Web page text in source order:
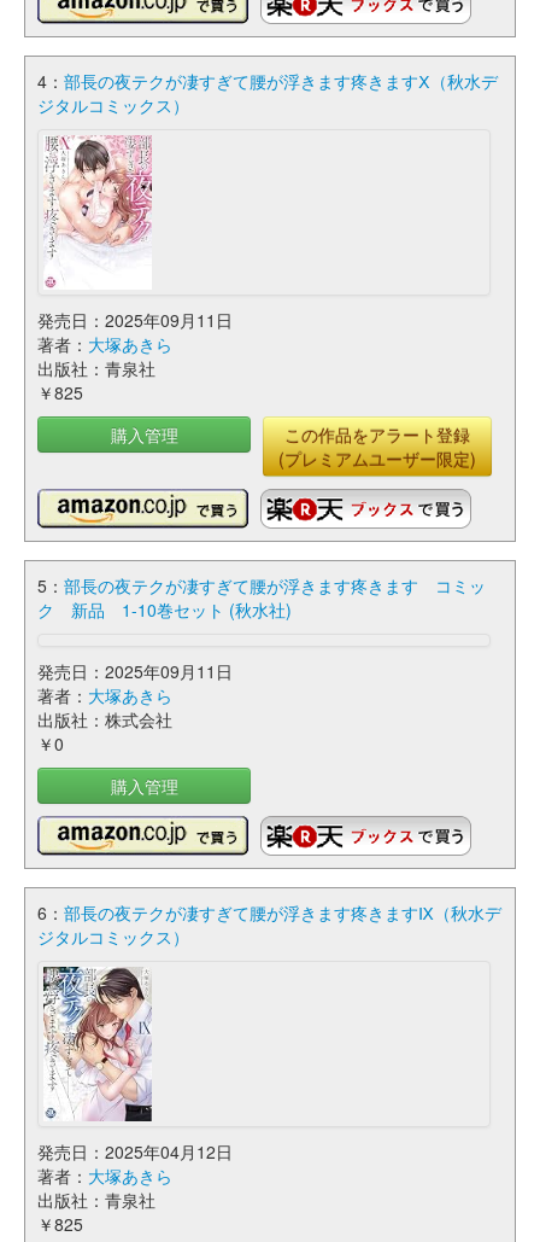
4： 部長の夜テクが凄すぎて腰が浮きます疼きますⅩ（秋水デ
ジタルコミックス）
発売日：2025年09月11日
著者： 大塚あきら
出版社：青泉社
￥825
購入管理
この作品をアラート登録
(プレミアムユーザー限定)
5： 部長の夜テクが凄すぎて腰が浮きます疼きます コミッ
ク 新品 1-10巻セット (秋水社)
発売日：2025年09月11日
著者： 大塚あきら
出版社：株式会社
￥0
購入管理
6： 部長の夜テクが凄すぎて腰が浮きます疼きますⅨ（秋水デ
ジタルコミックス）
発売日：2025年04月12日
著者： 大塚あきら
出版社：青泉社
￥825